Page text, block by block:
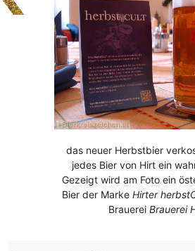
das neuer Herbstbier
jedes Bier von Hirt ein
Gezeigt wird am Foto ein
Bier der MarkeHirter
BrauereiBrauerei